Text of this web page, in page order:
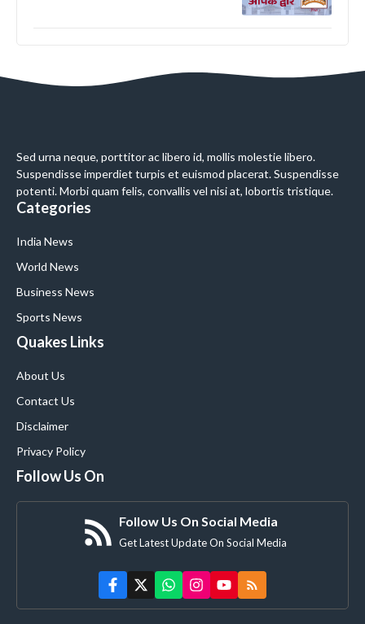
Sed urna neque, porttitor ac libero id, mollis molestie libero.
Suspendisse imperdiet turpis et euismod placerat. Suspendisse
potenti. Morbi quam felis, convallis vel nisi at, lobortis tristique.
Categories
India News
World News
Business News
Sports News
Quakes Links
About Us
Contact Us
Disclaimer
Privacy Policy
Follow Us On
Follow Us On Social Media
Get Latest Update On Social Media